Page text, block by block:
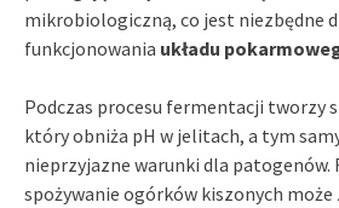
mikrobiologiczną, co jest niezbędne
funkcjonowania układu
Podczas procesu fermentacji tworzy
który obniża pH w jelitach, a tym
nieprzyjazne warunki dla patogenów.
spożywanie ogórków kiszonych